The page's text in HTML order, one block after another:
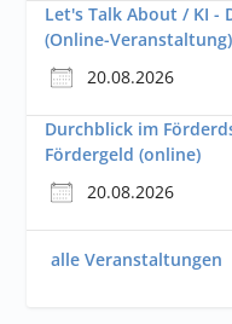
Let's Talk About / KI -
(Online-Veranstaltung)
20.08.2026
Durchblick im
Fördergeld (online)
20.08.2026
alle Veranstaltungen